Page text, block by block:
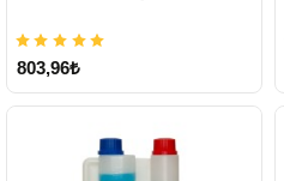
803,96₺